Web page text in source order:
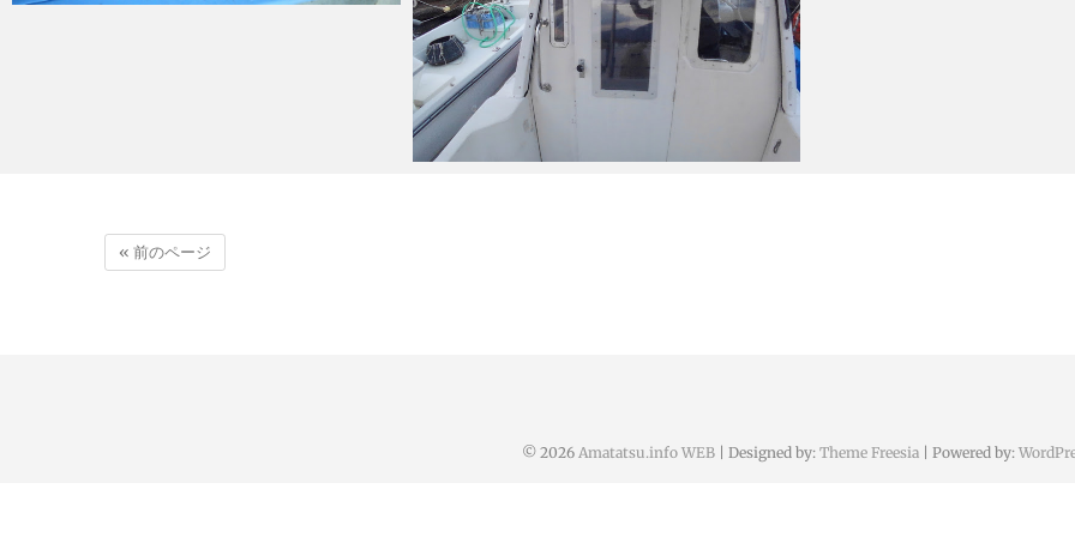
« 前のページ
© 2026 Amatatsu.info WEB| Designed by: Theme Freesia| Powered by: